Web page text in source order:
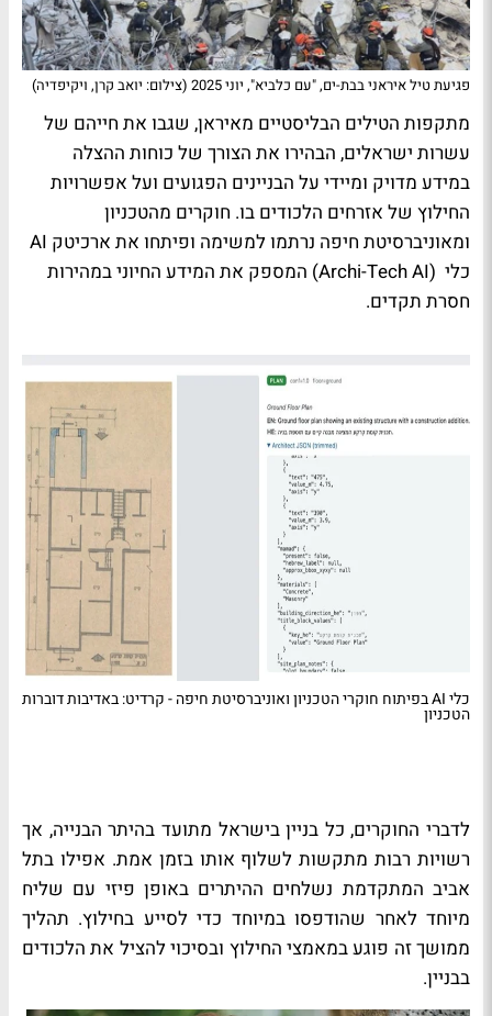
פגיעת טיל איראני בבת-ים, "עם כלביא", יוני 2025 (צילום: יואב קרן, ויקיפדיה)
מתקפות הטילים הבליסטיים מאיראן, שגבו את חייהם של
עשרות ישראלים, הבהירו את הצורך של כוחות ההצלה
במידע מדויק ומיידי על הבניינים הפגועים ועל אפשרויות
החילוץ של אזרחים הלכודים בו. חוקרים מהטכניון
ומאוניברסיטת חיפה נרתמו למשימה ופיתחו את ארכיטק AI
כלי (Archi-Tech AI)
המספק את המידע החיוני במהירות
חסרת תקדים.
כלי AI בפיתוח חוקרי הטכניון ואוניברסיטת חיפה - קרדיט: באדיבות דוברות
הטכניון
לדברי החוקרים, כל בניין בישראל מתועד בהיתר הבנייה, אך
רשויות רבות מתקשות לשלוף אותו בזמן אמת. אפילו בתל
אביב המתקדמת נשלחים ההיתרים באופן פיזי עם שליח
מיוחד לאחר שהודפסו במיוחד כדי לסייע בחילוץ. תהליך
ממושך זה פוגע במאמצי החילוץ ובסיכוי להציל את הלכודים
בבניין.